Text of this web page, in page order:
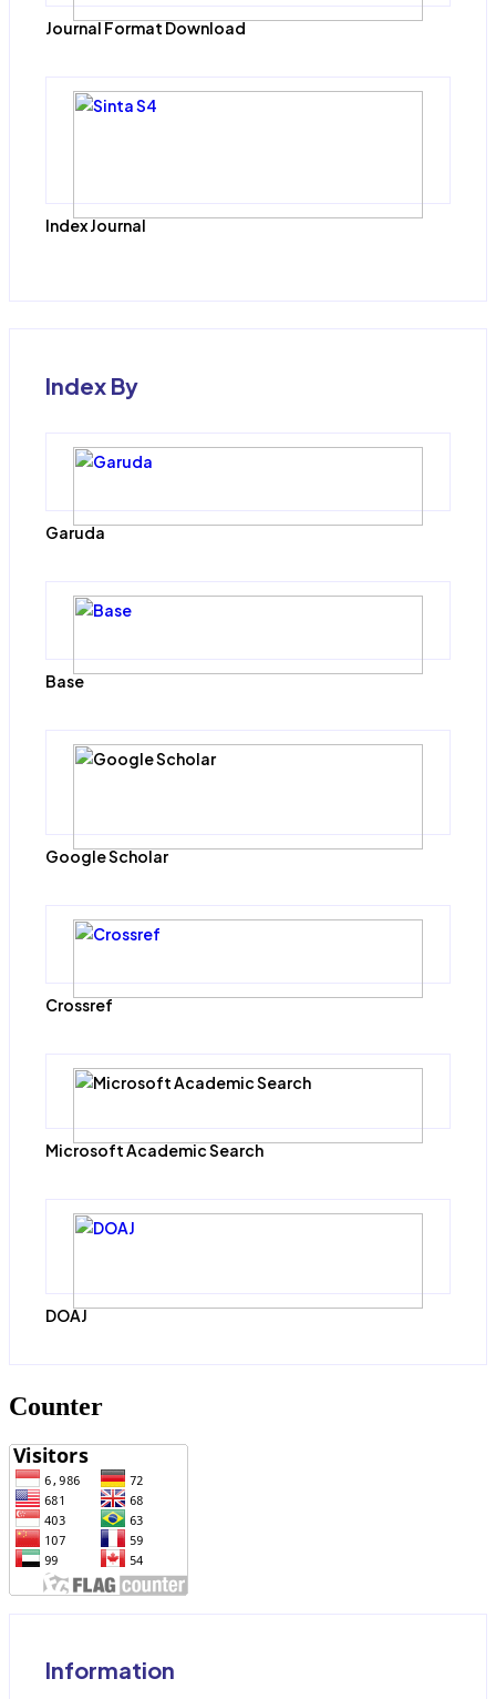
Journal Format Download
Index Journal
Index By
Garuda
Base
Google Scholar
Crossref
Microsoft Academic Search
DOAJ
Counter
Information